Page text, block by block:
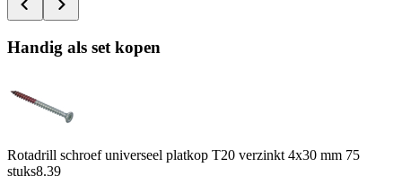
Handig als set kopen
Rotadrill schroef universeel platkop T20 verzinkt 4x30 mm 75
stuks8.39